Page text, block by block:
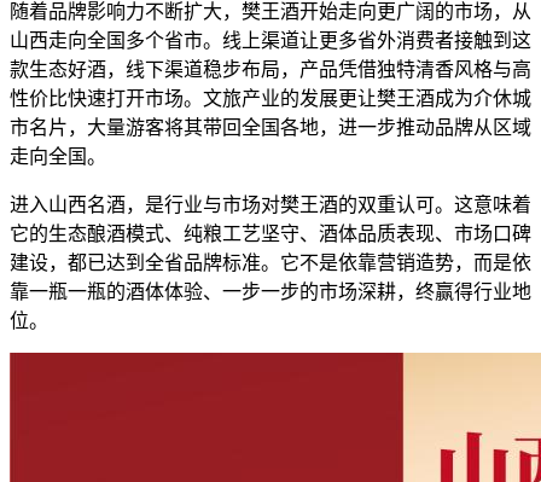
随着品牌影响力不断扩大，樊王酒开始走向更广阔的市场，从
山西走向全国多个省市。线上渠道让更多省外消费者接触到这
款生态好酒，线下渠道稳步布局，产品凭借独特清香风格与高
性价比快速打开市场。文旅产业的发展更让樊王酒成为介休城
市名片，大量游客将其带回全国各地，进一步推动品牌从区域
走向全国。
进入山西名酒，是行业与市场对樊王酒的双重认可。这意味着
它的生态酿酒模式、纯粮工艺坚守、酒体品质表现、市场口碑
建设，都已达到全省品牌标准。它不是依靠营销造势，而是依
靠一瓶一瓶的酒体体验、一步一步的市场深耕，终赢得行业地
位。